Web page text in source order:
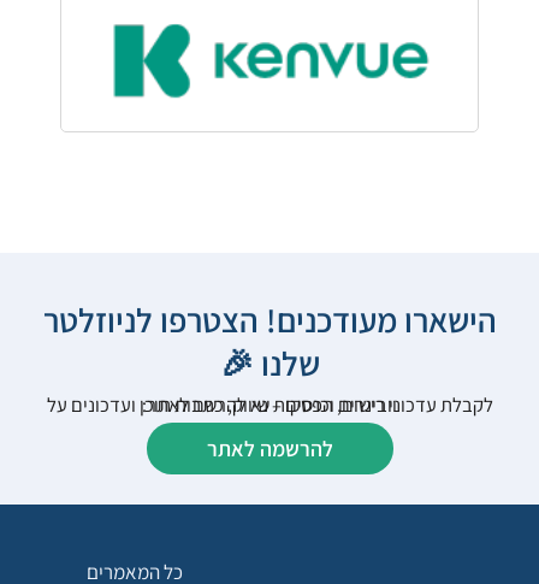
הישארו מעודכנים! הצטרפו לניוזלטר
שלנו 🎉
לקבלת עדכוני רישום, הפסקות שיווק, כתבות תוכן ועדכונים על וובינרים וכנסים – נא להרשם לאתר:
להרשמה לאתר
כל המאמרים